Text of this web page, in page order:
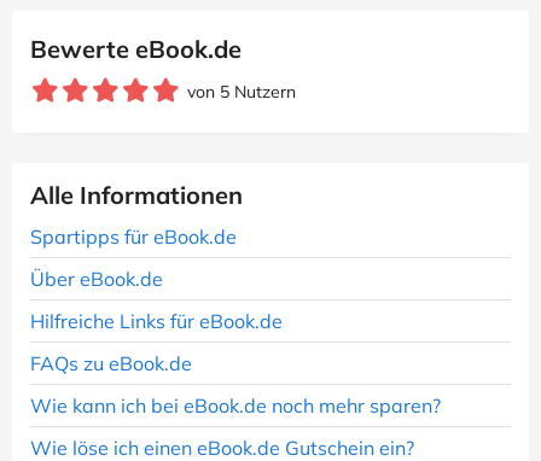
Bewerte eBook.de
von 5 Nutzern
Alle Informationen
Spartipps für eBook.de
Über eBook.de
Hilfreiche Links für eBook.de
FAQs zu eBook.de
Wie kann ich bei eBook.de noch mehr sparen?
Wie löse ich einen eBook.de Gutschein ein?